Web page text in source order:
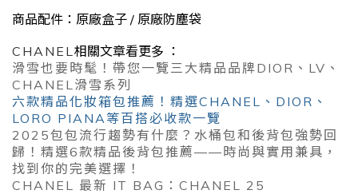
商品配件：原廠盒子 / 原廠防塵袋
CHANEL相關文章看更多 ：
滑雪也要時髦！帶您一覽三大精品品牌DIOR、LV、
CHANEL滑雪系列
六款精品化妝箱包推薦！精選CHANEL、DIOR、
LORO PIANA等百搭必收款一覽
2025包包流行趨勢有什麼？水桶包和後背包強勢回
歸！精選6款精品後背包推薦——時尚與實用兼具，
找到你的完美選擇！
CHANEL 最新 IT BAG：CHANEL 25